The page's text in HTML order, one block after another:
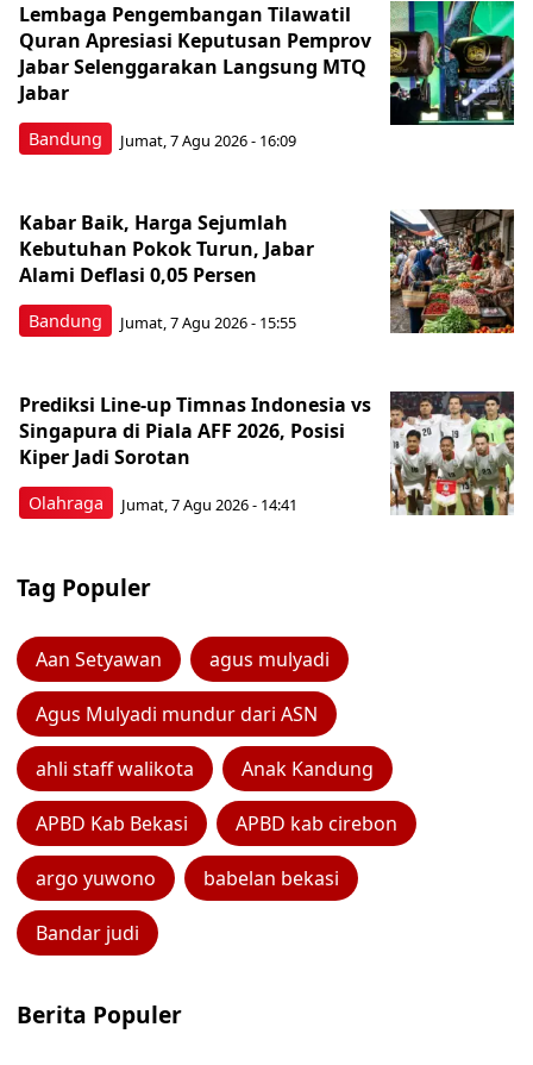
Bandung
Lembaga Pengembangan Tilawatil
Quran Apresiasi Keputusan Pemprov
Jabar Selenggarakan Langsung MTQ
Jabar
Jumat, 7 Agu 2026 - 16:09
Bandung
Kabar Baik, Harga Sejumlah
Kebutuhan Pokok Turun, Jabar
Alami Deflasi 0,05 Persen
Jumat, 7 Agu 2026 - 15:55
Olahraga
Prediksi Line-up Timnas Indonesia vs
Singapura di Piala AFF 2026, Posisi
Kiper Jadi Sorotan
Jumat, 7 Agu 2026 - 14:41
Tag Populer
Aan Setyawan agus mulyadi
Agus Mulyadi mundur dari ASN
ahli staff walikota Anak Kandung
APBD Kab Bekasi APBD kab cirebon
argo yuwono babelan bekasi
Bandar judi
Berita Populer